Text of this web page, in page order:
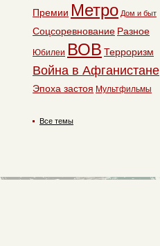
Премии Метро Дом и быт
Соцсоревнование Разное
Юбилеи ВОВ Терроризм
Война в Афганистане
Эпоха застоя Мультфильмы
Все темы